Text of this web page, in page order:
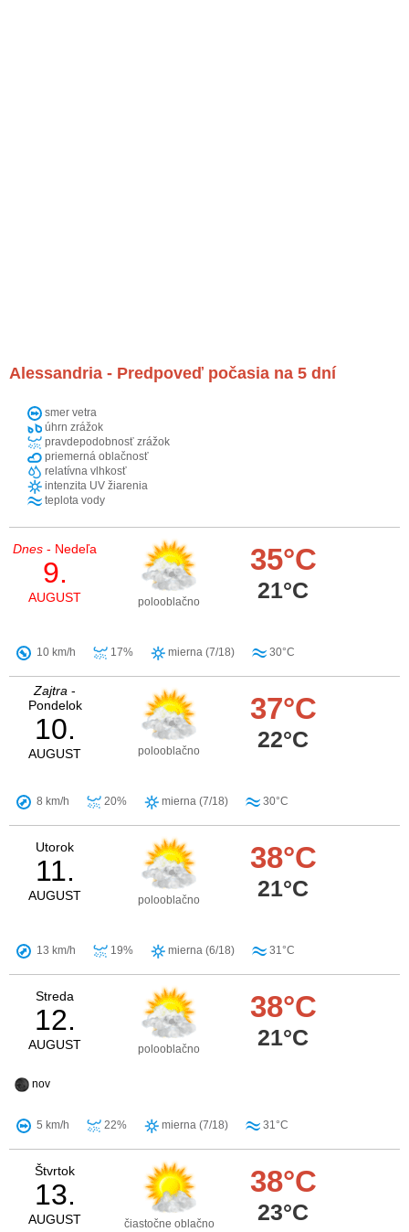
Alessandria - Predpoveď počasia na 5 dní
smer vetra
úhrn zrážok
pravdepodobnosť zrážok
priemerná oblačnosť
relatívna vlhkosť
intenzita UV žiarenia
teplota vody
Dnes - Nedeľa
9.
AUGUST polooblačno
35°C
21°C
10 km/h 17% mierna (7/18) 30°C
Zajtra -
Pondelok
10.
AUGUST polooblačno
37°C
22°C
8 km/h 20% mierna (7/18) 30°C
Utorok
11.
AUGUST polooblačno
38°C
21°C
13 km/h 19% mierna (6/18) 31°C
Streda
12.
AUGUST polooblačno
38°C
21°C
nov
5 km/h 22% mierna (7/18) 31°C
Štvrtok
13.
AUGUST čiastočne oblačno
38°C
23°C